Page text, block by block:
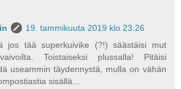
19. tammikuuta 2019 klo 23.26
jos tää superkuivike (?!) säästäisi mut
Toistaiseksi plussalla! Pitäisi
useammin täydennystä, mulla on vähän
sisällä...